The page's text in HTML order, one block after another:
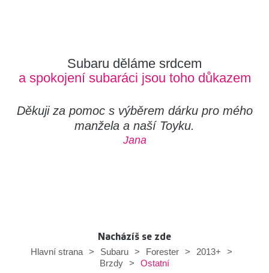
Subaru děláme srdcem
a spokojení subaráci jsou toho důkazem
Děkuji za pomoc s výběrem dárku pro mého
manžela a naší Toyku.
Jana
Nacházíš se zde
Hlavní strana > Subaru > Forester > 2013+
>
Brzdy > Ostatní